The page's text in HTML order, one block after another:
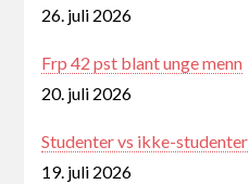
26. juli 2026
Frp 42 pst blant unge menn
20. juli 2026
Studenter vs ikke-studenter
19. juli 2026